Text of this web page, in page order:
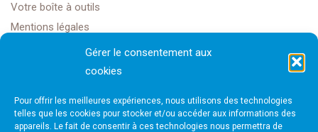
Gérer le consentement aux
cookies
Pour offrir les meilleures expériences, nous utilisons des technologies
telles que les cookies pour stocker et/ou accéder aux informations des
appareils. Le fait de consentir à ces technologies nous permettra de
Votre boîte à outils
Mentions légales
Golf Club Rochefort Océan
1608 Rte Impériale,